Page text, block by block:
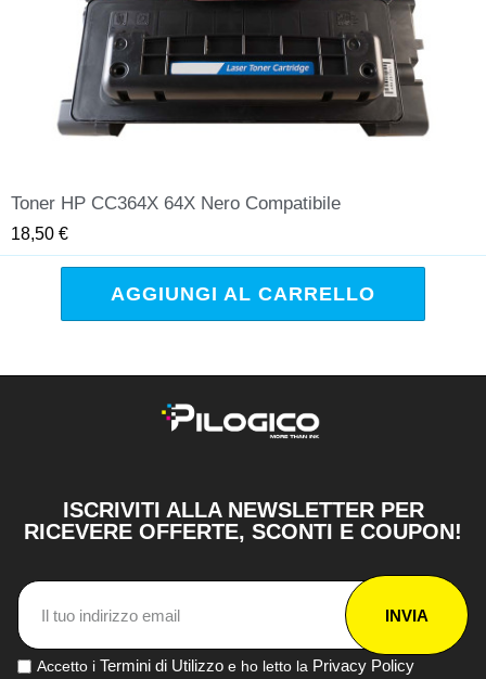
QUICK VIEW
Toner HP CC364X 64X Nero Compatibile
18,50 €
AGGIUNGI AL CARRELLO
ISCRIVITI ALLA NEWSLETTER PER
RICEVERE OFFERTE, SCONTI E COUPON!
INVIA
Accetto i Termini di Utilizzo e ho letto la Privacy Policy